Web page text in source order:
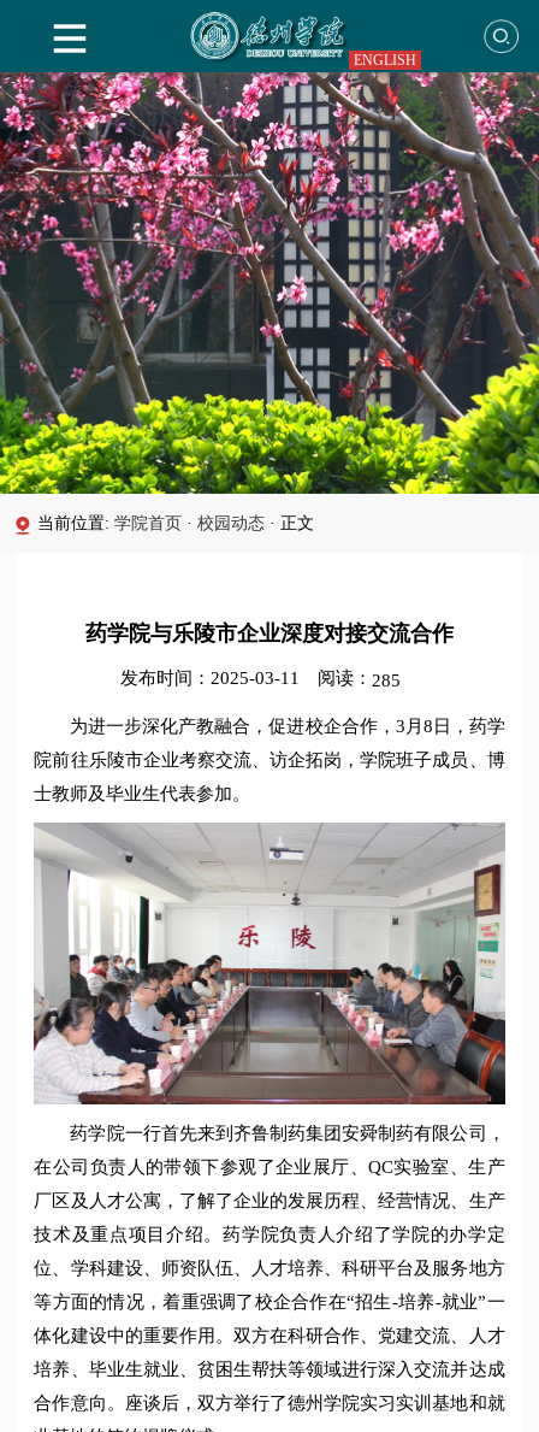
ENGLISH
当前位置:学院首页 · 校园动态 · 正文
药学院与乐陵市企业深度对接交流合作
发布时间：2025-03-11 阅读： 285
为进一步深化产教融合，促进校企合作，3月8日，药学
院前往乐陵市企业考察交流、访企拓岗，学院班子成员、博
士教师及毕业生代表参加。
药学院一行首先来到齐鲁制药集团安舜制药有限公司，
在公司负责人的带领下参观了企业展厅、QC实验室、生产
厂区及人才公寓，了解了企业的发展历程、经营情况、生产
技术及重点项目介绍。药学院负责人介绍了学院的办学定
位、学科建设、师资队伍、人才培养、科研平台及服务地方
等方面的情况，着重强调了校企合作在“招生-培养-就业”一
体化建设中的重要作用。双方在科研合作、党建交流、人才
培养、毕业生就业、贫困生帮扶等领域进行深入交流并达成
合作意向。座谈后，双方举行了德州学院实习实训基地和就